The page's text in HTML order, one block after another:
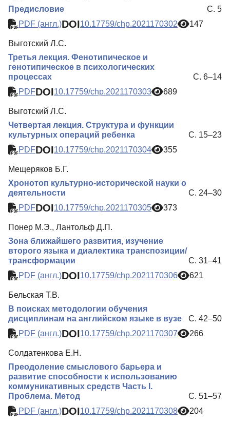
Предисловие
С. 5
PDF (англ.)DOI10.17759/chp.2021170302 147
Выготский Л.С.
Третья лекция. Фенотипическое и
генотипическое в психологических
процессах
С. 6–14
PDFDOI10.17759/chp.2021170303 689
Выготский Л.С.
Четвертая лекция. Структура и функции
культурных операций ребенка
С. 15–23
PDFDOI10.17759/chp.2021170304 355
Мещеряков Б.Г.
Хронотоп культурно-исторической науки о
деятельности
С. 24–30
PDFDOI10.17759/chp.2021170305 373
Понер М.Э., Лантольф Д.П.
Зона ближайшего развития, изучение
второго языка и диалектика транспозиции/
трансформации
С. 31–41
PDF (англ.)DOI10.17759/chp.2021170306 621
Бельская Т.В.
В поисках методологии обучения
дисциплинам на английском языке в вузе
С. 42–50
PDF (англ.)DOI10.17759/chp.2021170307 266
Солдатенкова Е.Н.
Преодоление смыслового барьера и
развитие способности к использованию
коммуникативных средств Часть I.
Проблема. Метод
С. 51–57
PDF (англ.)DOI10.17759/chp.2021170308 204